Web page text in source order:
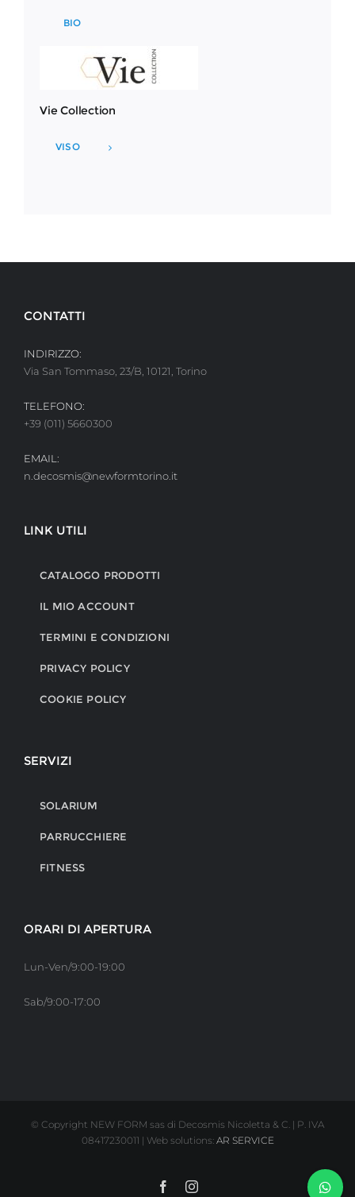
BIO
Vie Collection
VISO
CONTATTI
INDIRIZZO:
Via San Tommaso, 23/B, 10121, Torino
TELEFONO:
+39 (011) 5660300
EMAIL:
n.decosmis@newformtorino.it
LINK UTILI
CATALOGO PRODOTTI
IL MIO ACCOUNT
TERMINI E CONDIZIONI
PRIVACY POLICY
COOKIE POLICY
SERVIZI
SOLARIUM
PARRUCCHIERE
FITNESS
ORARI DI APERTURA
Lun-Ven/9:00-19:00
Sab/9:00-17:00
© Copyright NEW FORM sas di Decosmis Nicoletta & C. | P. IVA
08417230011 | Web solutions: AR SERVICE
FacebookInstagram